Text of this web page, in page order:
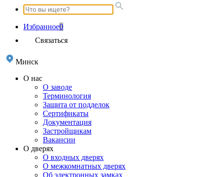
Избранное0
Связаться
Минск
О нас
О заводе
Терминология
Защита от подделок
Сертификаты
Документация
Застройщикам
Вакансии
О дверях
О входных дверях
О межкомнатных дверях
Об электронных замках